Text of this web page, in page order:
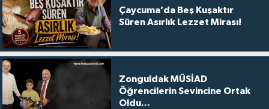
Çaycuma’da Beş Kuşaktır
Süren Asırlık Lezzet Mirası!
Zonguldak MÜSİAD
Öğrencilerin Sevincine Ortak
Oldu...